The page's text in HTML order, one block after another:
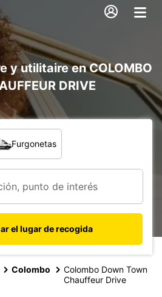
y utilitaire en COLOMBO
DRIVE
Furgonetas
el lugar de recogida
Colombo
Colombo Down Town
Chauffeur Drive